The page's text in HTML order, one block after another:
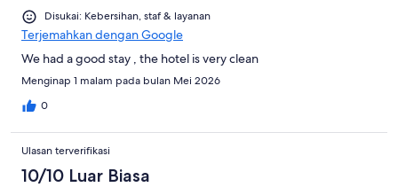
Disukai: Kebersihan, staf & layanan
Terjemahkan dengan Google
We had a good stay , the hotel is very clean
Menginap 1 malam pada bulan Mei 2026
0
Ulasan terverifikasi
10/10 Luar Biasa